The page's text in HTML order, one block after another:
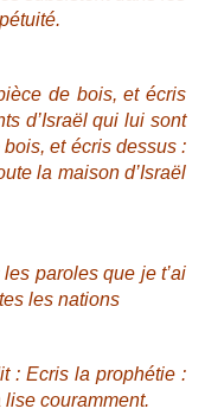
de bois, et écris
d’Israël qui lui sont
et écris dessus :
la maison d’Israël
paroles que je t’ai
les nations
: Ecris la prophétie :
lise couramment.